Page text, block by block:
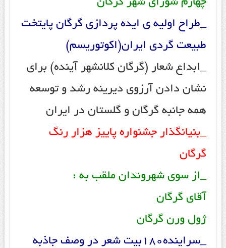
چهارم شورای شهر گرگان
_طراح اولیه ی ایده پردازی گرگان پایتخت
طبیعت گردی ایران(اکوتوریسم)
_ابداع شعار (گرگان کلانشهر آینده) برای
نشان دادن آرزوی دیرینه رشد و توسعه
همه جانبه گرگان و گلستان در ایران
_بنیانگذار جشنواره پاییز هزار رنگ
گرگان
_از سوی شهروندان ملقب به :
آقای گرگان
ژول ورن گرگان
_سراینده180بیت شعر در وصف جاذبه